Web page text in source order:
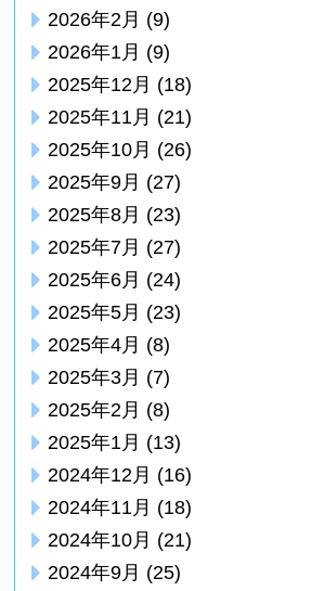
2026年2月 (9)
2026年1月 (9)
2025年12月 (18)
2025年11月 (21)
2025年10月 (26)
2025年9月 (27)
2025年8月 (23)
2025年7月 (27)
2025年6月 (24)
2025年5月 (23)
2025年4月 (8)
2025年3月 (7)
2025年2月 (8)
2025年1月 (13)
2024年12月 (16)
2024年11月 (18)
2024年10月 (21)
2024年9月 (25)